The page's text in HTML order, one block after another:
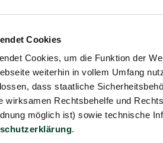
Cookies
Cookies, um die Funktion der
weiterhin in vollem Umfang
dass staatliche
wirksamen Rechtsbehelfe und
möglich ist) sowie technische
.